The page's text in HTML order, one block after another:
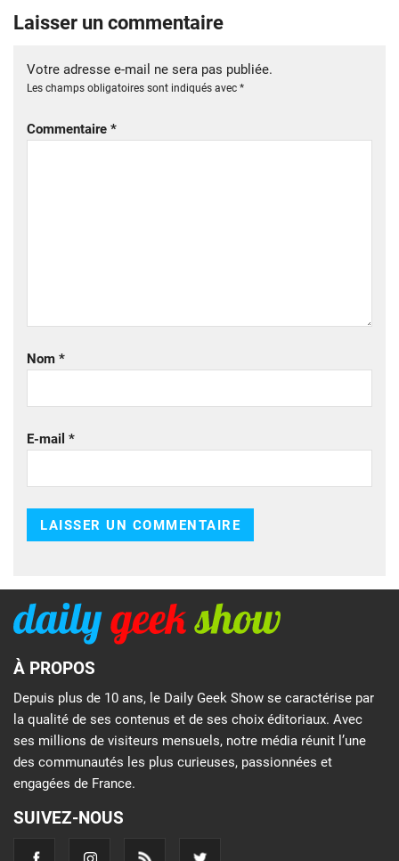
Laisser un commentaire
Votre adresse e-mail ne sera pas publiée.
Les champs obligatoires sont indiqués avec *
Commentaire *
Nom *
E-mail *
À PROPOS
Depuis plus de 10 ans, le Daily Geek Show se caractérise par
la qualité de ses contenus et de ses choix éditoriaux. Avec
ses millions de visiteurs mensuels, notre média réunit l’une
des communautés les plus curieuses, passionnées et
engagées de France.
SUIVEZ-NOUS